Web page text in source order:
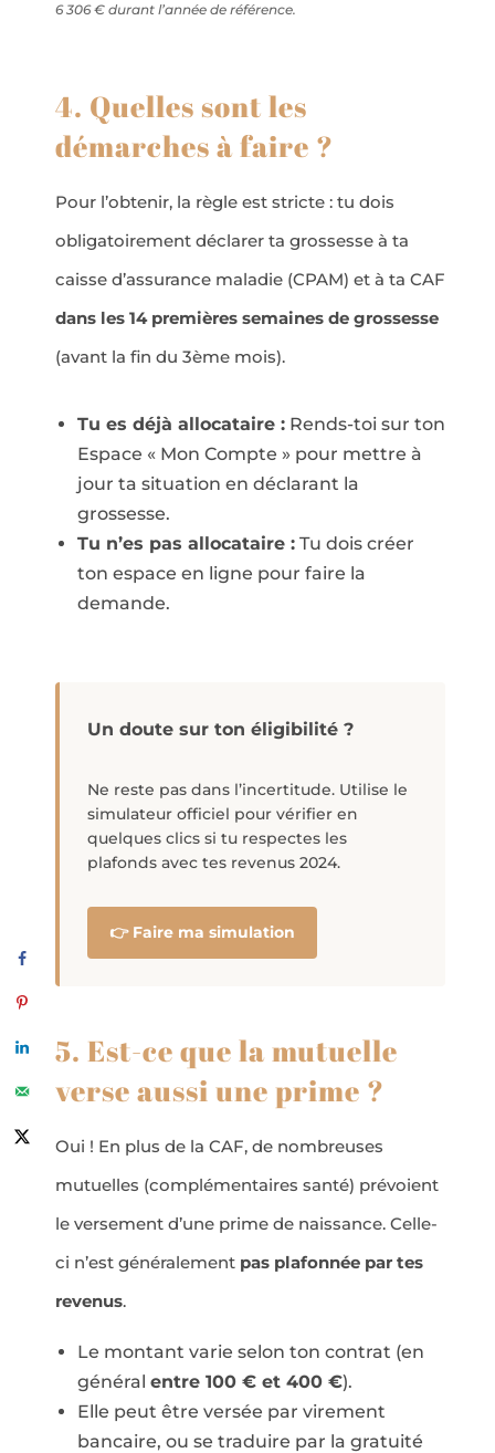
6 306 € durant l’année de référence.
4. Quelles sont les
démarches à faire ?
Pour l’obtenir, la règle est stricte : tu dois
obligatoirement déclarer ta grossesse à ta
caisse d’assurance maladie (CPAM) et à ta CAF
dans les 14 premières semaines de grossesse
(avant la fin du 3ème mois).
Tu es déjà allocataire :Rends-toi sur ton
Espace « Mon Compte » pour mettre à
jour ta situation en déclarant la
grossesse.
Tu n’es pas allocataire :Tu dois créer
ton espace en ligne pour faire la
demande.
Un doute sur ton éligibilité ?
Ne reste pas dans l’incertitude. Utilise le
simulateur officiel pour vérifier en
quelques clics si tu respectes les
plafonds avec tes revenus 2024.
👉 Faire ma simulation
5. Est-ce que la mutuelle
verse aussi une prime ?
Oui ! En plus de la CAF, de nombreuses
mutuelles (complémentaires santé) prévoient
le versement d’une prime de naissance. Celle-
ci n’est généralement pas plafonnée par tes
revenus.
Le montant varie selon ton contrat (en
général entre 100 € et 400 €).
Elle peut être versée par virement
bancaire, ou se traduire par la gratuité